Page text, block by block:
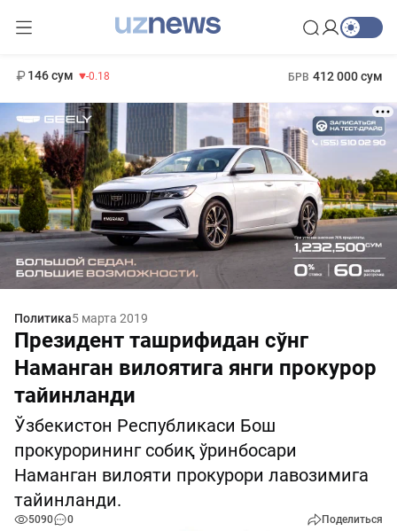
146 сум -0.18 БРВ 412 000 сум
Политика5 марта 2019
Президент ташрифидан сўнг
Наманган вилоятига янги прокурор
тайинланди
Ўзбекистон Республикаси Бош
прокурорининг собиқ ўринбосари
Наманган вилояти прокурори лавозимига
тайинланди.
5090 0 Поделиться